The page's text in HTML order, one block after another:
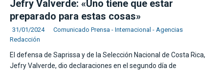
Jefry Valverde: «Uno tiene que estar
preparado para estas cosas»
31/01/2024
Comunicado Prensa - Internacional - Agencias
Redacción
El defensa de Saprissa y de la Selección Nacional de Costa Rica,
Jefry Valverde, dio declaraciones en el segundo día de